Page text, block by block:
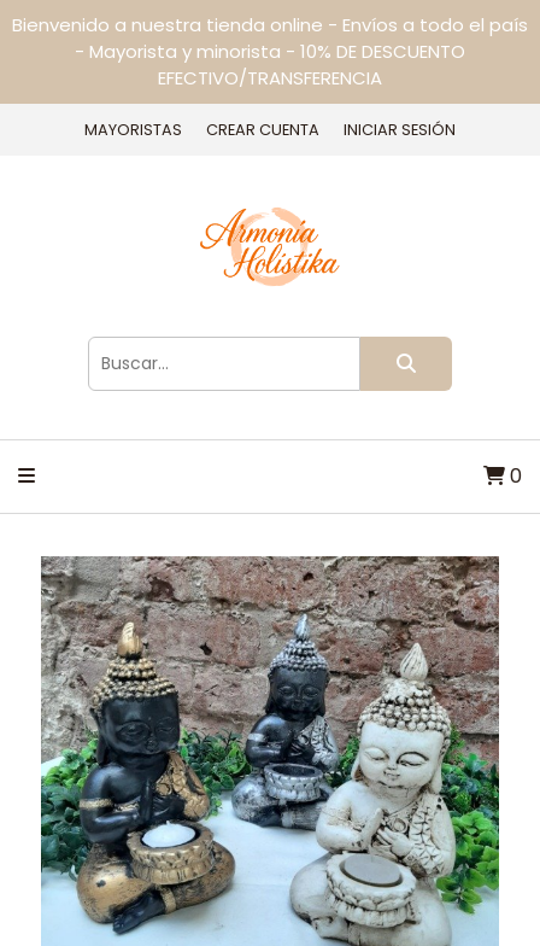
Bienvenido a nuestra tienda online - Envíos a todo el país
- Mayorista y minorista - 10% DE DESCUENTO
EFECTIVO/TRANSFERENCIA
MAYORISTAS CREAR CUENTA INICIAR SESIÓN
0